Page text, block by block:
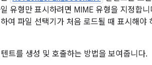
유형만 표시하려면 MIME 유형을 지정합
여 파일 선택기가 처음 로드될 때 표시해야
트를 생성 및 호출하는 방법을 보여줍니다.